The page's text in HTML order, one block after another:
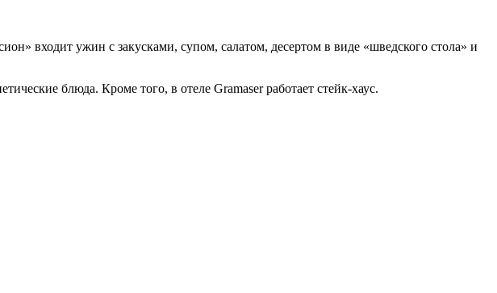
входит ужин с закусками, супом, салатом, десертом в виде «шведского стола» и
блюда. Кроме того, в отеле Gramaser работает стейк-хаус.